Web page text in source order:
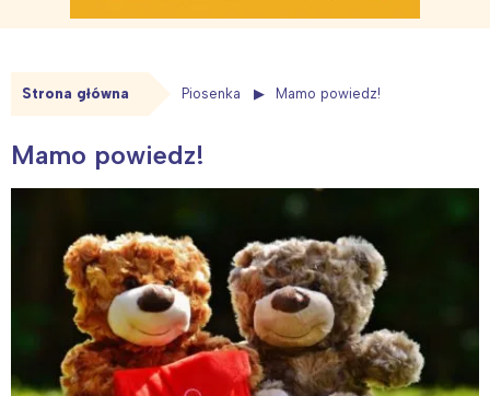
Strona główna Piosenka Mamo powiedz!
Mamo powiedz!